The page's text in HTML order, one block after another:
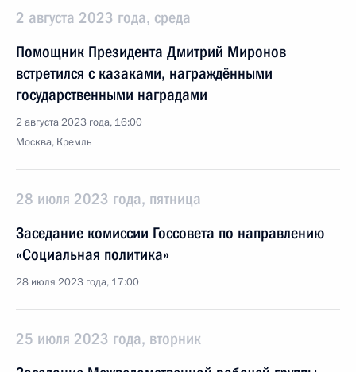
2 августа 2023 года, среда
Помощник Президента Дмитрий Миронов
встретился с казаками, награждёнными
государственными наградами
2 августа 2023 года, 16:00
Москва, Кремль
28 июля 2023 года, пятница
Заседание комиссии Госсовета по направлению
«Социальная политика»
28 июля 2023 года, 17:00
25 июля 2023 года, вторник